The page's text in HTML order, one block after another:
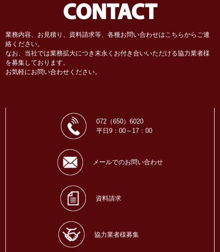
CONTACT
業務内容、お見積り、資料請求等、各種お問い合わせはこちらからご連
絡ください。
なお、当社では業務拡大につき末永くお付き合いいただける協力業者様
を募集しております。
お気軽にお問い合わせください。
072（650）6020
平日9：00～17：00
メールでのお問い合わせ
資料請求
協力業者様募集